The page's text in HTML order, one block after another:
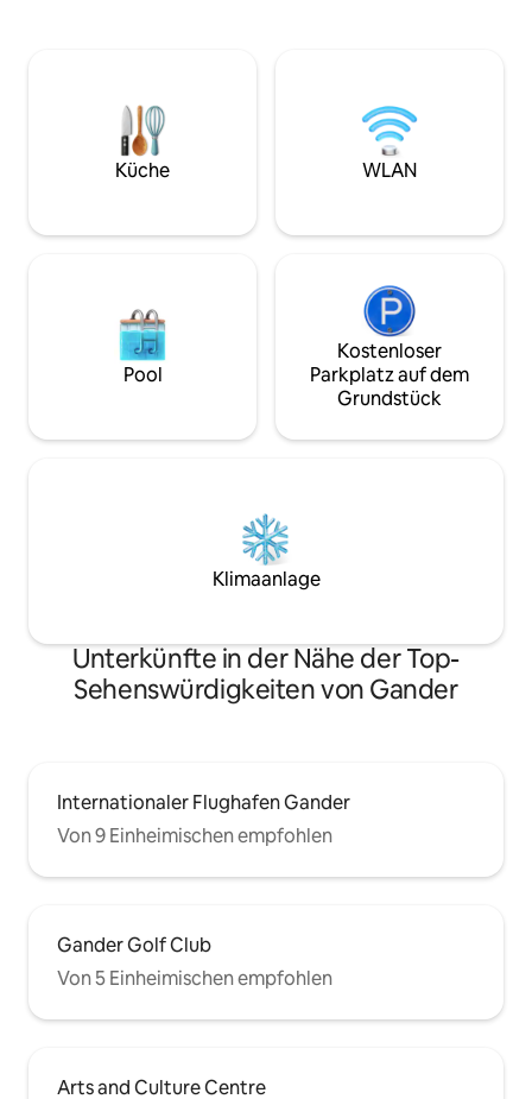
entfernt. Private Einfahrt. In der Gegend
gibt es viele Wanderwege. Macht
tagsüber Sightseeing und kehrt dann in
unser gemütliches, ruhiges Ferienhaus
Feuerstellen ein Feuer macht. So
Internet, einen
eine
den Komfort
Küche, um eine
Küche WLAN
Pool
Kostenloser
Parkplatz auf dem
Grundstück
Klimaanlage
Unterkünfte in der Nähe der Top-
Sehenswürdigkeiten von Gander
Internationaler Flughafen Gander
Von 9 Einheimischen empfohlen
Gander Golf Club
Von 5 Einheimischen empfohlen
Arts and Culture Centre